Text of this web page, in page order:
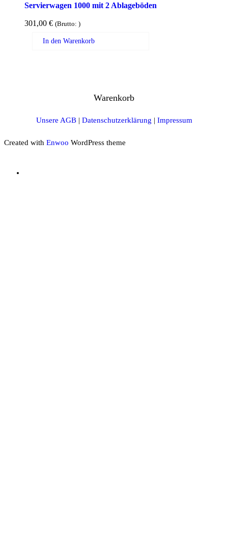
Servierwagen 1000 mit 2 Ablageböden
301,00 € (Brutto: )
In den Warenkorb
Warenkorb
Unsere AGB| Datenschutzerklärung | Impressum
Created with Enwoo WordPress theme